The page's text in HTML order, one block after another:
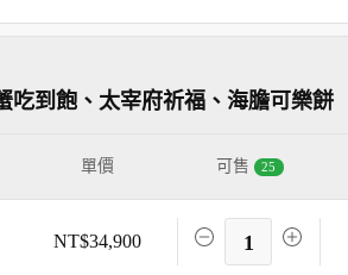
吃到飽、太宰府祈福、海膽可樂餅
單價 可售 25
NT$34,900 1